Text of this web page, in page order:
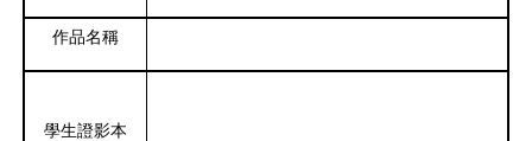
作品名稱
學生證影本